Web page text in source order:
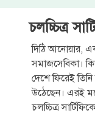
চলচ্চিত্র
দিঠি আনোয়ার,
সমাজসেবিকা।
দেশে ফিরেই
উঠেছেন। এরই
চলচ্চিত্র